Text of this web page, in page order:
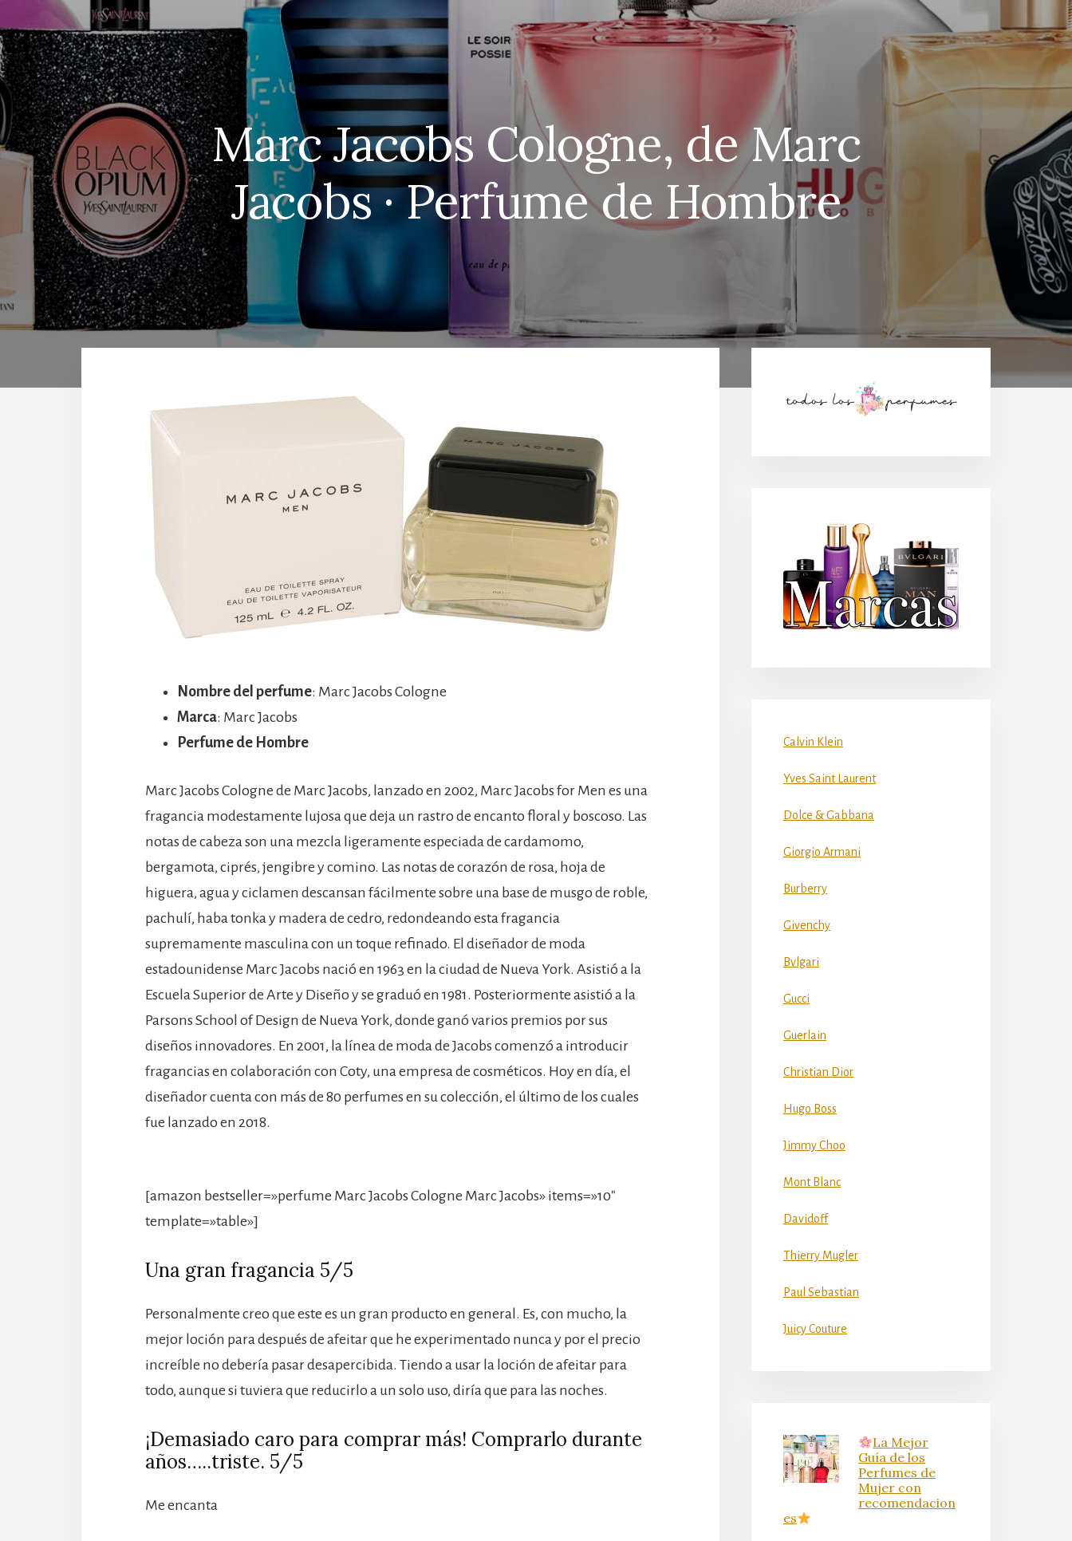
Marc Jacobs Cologne, de Marc
Jacobs · Perfume de Hombre
Nombre del perfume: Marc Jacobs Cologne
Marca: Marc Jacobs
Perfume de Hombre
Marc Jacobs Cologne de Marc Jacobs, lanzado en 2002, Marc Jacobs for Men es una
fragancia modestamente lujosa que deja un rastro de encanto floral y boscoso. Las
notas de cabeza son una mezcla ligeramente especiada de cardamomo,
bergamota, ciprés, jengibre y comino. Las notas de corazón de rosa, hoja de
higuera, agua y ciclamen descansan fácilmente sobre una base de musgo de roble,
pachulí, haba tonka y madera de cedro, redondeando esta fragancia
supremamente masculina con un toque refinado. El diseñador de moda
estadounidense Marc Jacobs nació en 1963 en la ciudad de Nueva York. Asistió a la
Escuela Superior de Arte y Diseño y se graduó en 1981. Posteriormente asistió a la
Parsons School of Design de Nueva York, donde ganó varios premios por sus
diseños innovadores. En 2001, la línea de moda de Jacobs comenzó a introducir
fragancias en colaboración con Coty, una empresa de cosméticos. Hoy en día, el
diseñador cuenta con más de 80 perfumes en su colección, el último de los cuales
fue lanzado en 2018.
[amazon bestseller=»perfume Marc Jacobs Cologne Marc Jacobs» items=»10″
template=»table»]
Una gran fragancia 5/5
Personalmente creo que este es un gran producto en general. Es, con mucho, la
mejor loción para después de afeitar que he experimentado nunca y por el precio
increíble no debería pasar desapercibida. Tiendo a usar la loción de afeitar para
todo, aunque si tuviera que reducirlo a un solo uso, diría que para las noches.
¡Demasiado caro para comprar más! Comprarlo durante
años…..triste. 5/5
Me encanta
lateral
Calvin Klein
Yves Saint Laurent
Dolce & Gabbana
Giorgio Armani
Burberry
Givenchy
Bvlgari
Gucci
Guerlain
Christian Dior
Hugo Boss
Jimmy Choo
Mont Blanc
Davidoff
Thierry Mugler
Paul Sebastian
Juicy Couture
La Mejor
Guía de los
Perfumes de
Mujer con
recomendacion
es